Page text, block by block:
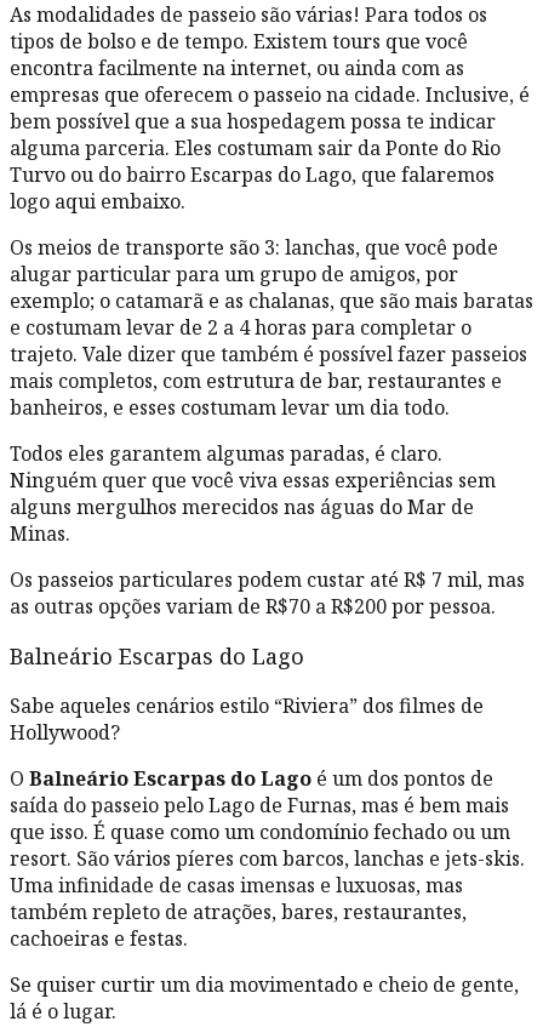
As modalidades de passeio são várias! Para todos os
tipos de bolso e de tempo. Existem tours que você
encontra facilmente na internet, ou ainda com as
empresas que oferecem o passeio na cidade. Inclusive, é
bem possível que a sua hospedagem possa te indicar
alguma parceria. Eles costumam sair da Ponte do Rio
Turvo ou do bairro Escarpas do Lago, que falaremos
logo aqui embaixo.
Os meios de transporte são 3: lanchas, que você pode
alugar particular para um grupo de amigos, por
exemplo; o catamarã e as chalanas, que são mais baratas
e costumam levar de 2 a 4 horas para completar o
trajeto. Vale dizer que também é possível fazer passeios
mais completos, com estrutura de bar, restaurantes e
banheiros, e esses costumam levar um dia todo.
Todos eles garantem algumas paradas, é claro.
Ninguém quer que você viva essas experiências sem
alguns mergulhos merecidos nas águas do Mar de
Minas.
Os passeios particulares podem custar até R$ 7 mil, mas
as outras opções variam de R$70 a R$200 por pessoa.
Balneário Escarpas do Lago
Sabe aqueles cenários estilo “Riviera” dos filmes de
Hollywood?
O Balneário Escarpas do Lago é um dos pontos de
saída do passeio pelo Lago de Furnas, mas é bem mais
que isso. É quase como um condomínio fechado ou um
resort. São vários píeres com barcos, lanchas e jets-skis.
Uma infinidade de casas imensas e luxuosas, mas
também repleto de atrações, bares, restaurantes,
cachoeiras e festas.
Se quiser curtir um dia movimentado e cheio de gente,
lá é o lugar.